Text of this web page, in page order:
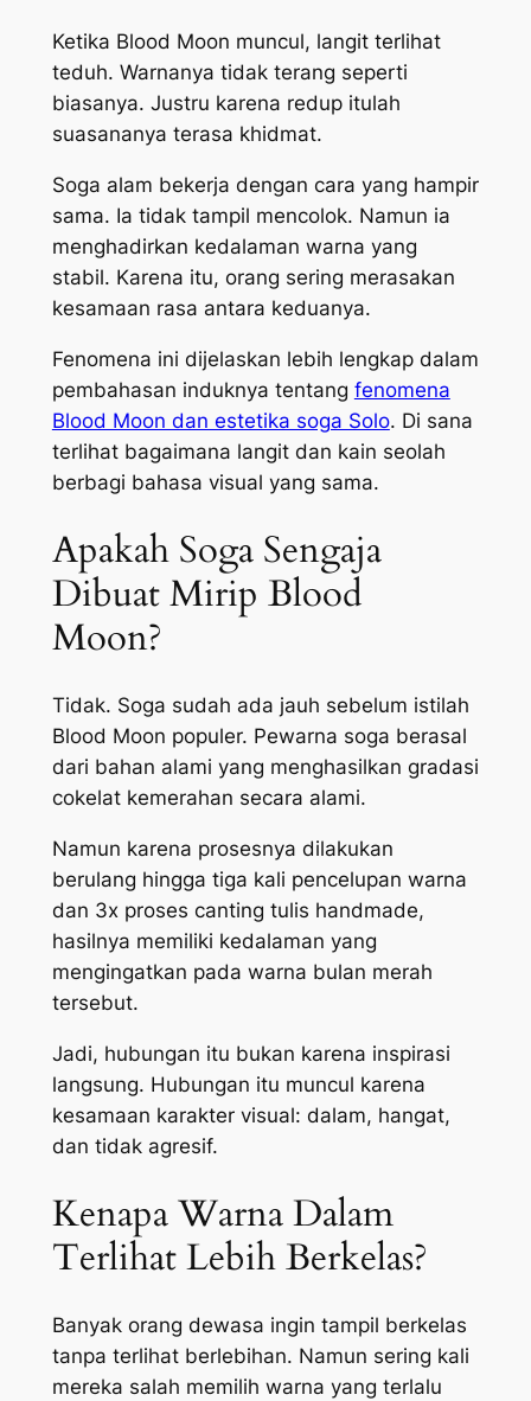
Ketika Blood Moon muncul, langit terlihat
teduh. Warnanya tidak terang seperti
biasanya. Justru karena redup itulah
suasananya terasa khidmat.
Soga alam bekerja dengan cara yang hampir
sama. Ia tidak tampil mencolok. Namun ia
menghadirkan kedalaman warna yang
stabil. Karena itu, orang sering merasakan
kesamaan rasa antara keduanya.
Fenomena ini dijelaskan lebih lengkap dalam
pembahasan induknya tentang fenomena
Blood Moon dan estetika soga Solo. Di sana
terlihat bagaimana langit dan kain seolah
berbagi bahasa visual yang sama.
Apakah Soga Sengaja
Dibuat Mirip Blood
Moon?
Tidak. Soga sudah ada jauh sebelum istilah
Blood Moon populer. Pewarna soga berasal
dari bahan alami yang menghasilkan gradasi
cokelat kemerahan secara alami.
Namun karena prosesnya dilakukan
berulang hingga tiga kali pencelupan warna
dan 3x proses canting tulis handmade,
hasilnya memiliki kedalaman yang
mengingatkan pada warna bulan merah
tersebut.
Jadi, hubungan itu bukan karena inspirasi
langsung. Hubungan itu muncul karena
kesamaan karakter visual: dalam, hangat,
dan tidak agresif.
Kenapa Warna Dalam
Terlihat Lebih Berkelas?
Banyak orang dewasa ingin tampil berkelas
tanpa terlihat berlebihan. Namun sering kali
mereka salah memilih warna yang terlalu